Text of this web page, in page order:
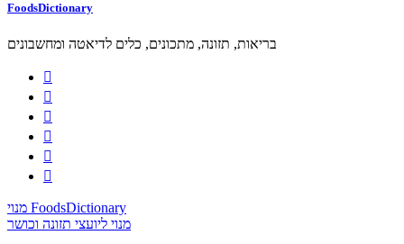
FoodsDictionary
בריאות, תזונה, מתכונים, כלים לדיאטה ומחשבונים






מנוי FoodsDictionary
מנוי ליועצי תזונה וכושר